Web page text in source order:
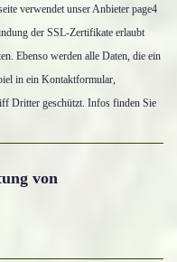
verwendet unser Anbieter page4
der SSL-Zertifikate erlaubt
Ebenso werden alle Daten, die ein
in ein Kontaktformular,
Dritter geschützt. Infos finden Sie
von